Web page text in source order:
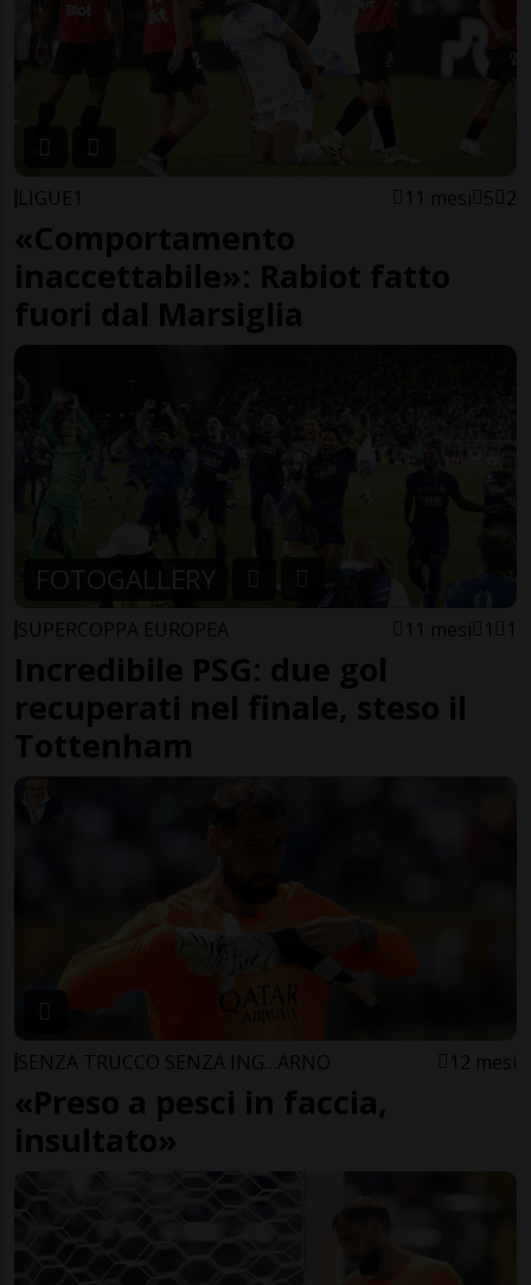
LIGUE1 11 mesi 5 2
«Comportamento
inaccettabile»: Rabiot fatto
fuori dal Marsiglia
FOTOGALLERY
SUPERCOPPA EUROPEA 11 mesi 1 1
Incredibile PSG: due gol
recuperati nel finale, steso il
Tottenham
SENZA TRUCCO SENZA ING…ARNO 12 mesi
«Preso a pesci in faccia,
insultato»